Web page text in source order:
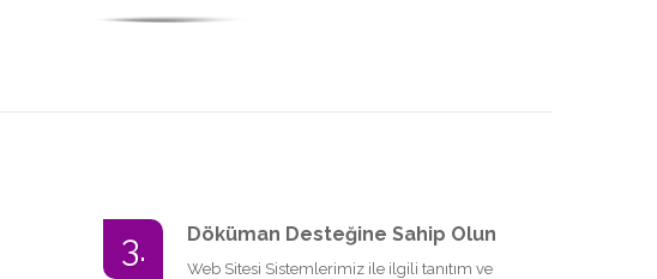
3. Döküman Desteğine Sahip Olun
Web Sitesi Sistemlerimiz ile ilgili tanıtım ve